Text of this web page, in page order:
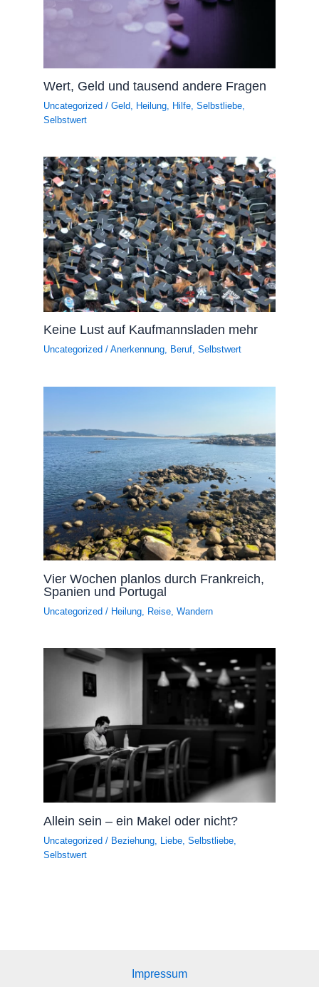
Wert, Geld und tausend andere Fragen
Uncategorized /Geld, Heilung, Hilfe,Selbstliebe,
Selbstwert
Keine Lust auf Kaufmannsladen mehr
Uncategorized /Anerkennung, Beruf,Selbstwert
Vier Wochen planlos durch Frankreich,
Spanien und Portugal
Uncategorized / Heilung Reise ,Wandern
Allein sein – ein Makel oder nicht?
Uncategorized / Beziehung Liebe ,Selbstliebe
Selbstwert
Impressum